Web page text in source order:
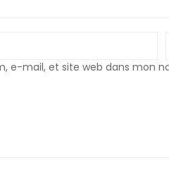
e-mail, et site web dans mon